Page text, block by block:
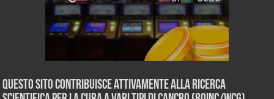
Questo sito contribuisce attivamente alla ricerca